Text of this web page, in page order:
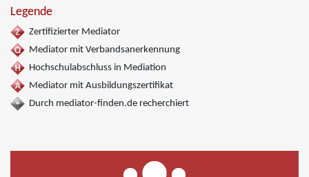
Legende
Zertifizierter Mediator
Mediator mit Verbandsanerkennung
Hochschulabschluss in Mediation
Mediator mit Ausbildungszertifikat
Durch mediator-finden.de recherchiert